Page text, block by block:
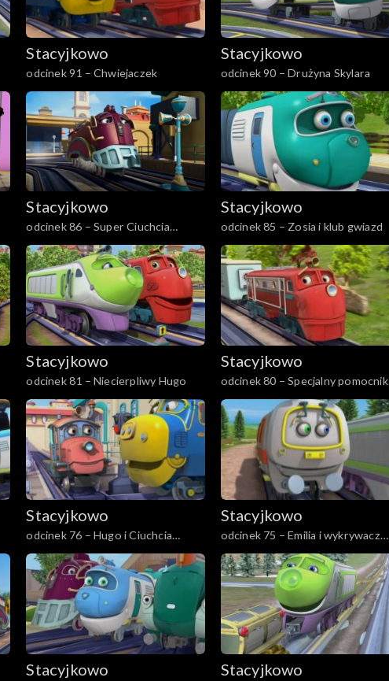
Stacyjkowo
odcinek 91 – Chwiejaczek
Stacyjkowo
odcinek 90 – Drużyna Skylara
Stacyjkowo
odcinek 86 – Super Ciuchcia
incognito
Stacyjkowo
odcinek 85 – Zosia i klub gwiazd
Stacyjkowo
odcinek 81 – Niecierpliwy Hugo
Stacyjkowo
odcinek 80 – Specjalny pomocnik
Wilson
Stacyjkowo
odcinek 76 – Hugo i Ciuchcia
Nawigator
Stacyjkowo
odcinek 75 – Emilia i wykrywacz
usterek
Stacyjkowo Stacyjkowo